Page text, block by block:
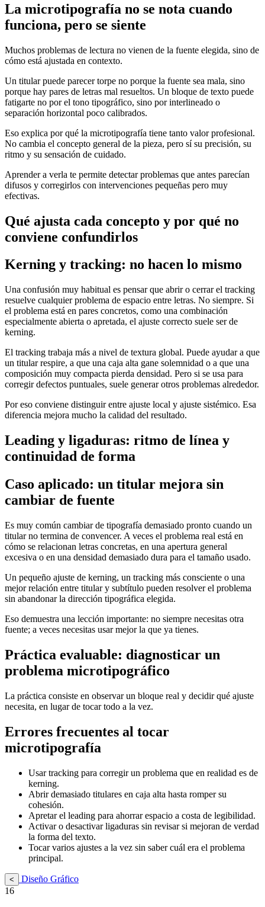
La microtipografía no se nota cuando
funciona, pero se siente
Muchos problemas de lectura no vienen de la fuente elegida, sino de
cómo está ajustada en contexto.
Un titular puede parecer torpe no porque la fuente sea mala, sino
porque hay pares de letras mal resueltos. Un bloque de texto puede
fatigarte no por el tono tipográfico, sino por interlineado o
separación horizontal poco calibrados.
Eso explica por qué la microtipografía tiene tanto valor profesional.
No cambia el concepto general de la pieza, pero sí su precisión, su
ritmo y su sensación de cuidado.
Aprender a verla te permite detectar problemas que antes parecían
difusos y corregirlos con intervenciones pequeñas pero muy
efectivas.
Qué ajusta cada concepto y por qué no
conviene confundirlos
Kerning y tracking: no hacen lo mismo
Una confusión muy habitual es pensar que abrir o cerrar el tracking
resuelve cualquier problema de espacio entre letras. No siempre. Si
el problema está en pares concretos, como una combinación
especialmente abierta o apretada, el ajuste correcto suele ser de
kerning.
El tracking trabaja más a nivel de textura global. Puede ayudar a que
un titular respire, a que una caja alta gane solemnidad o a que una
composición muy compacta pierda densidad. Pero si se usa para
corregir defectos puntuales, suele generar otros problemas alrededor.
Por eso conviene distinguir entre ajuste local y ajuste sistémico. Esa
diferencia mejora mucho la calidad del resultado.
Leading y ligaduras: ritmo de línea y
continuidad de forma
Caso aplicado: un titular mejora sin
cambiar de fuente
Es muy común cambiar de tipografía demasiado pronto cuando un
titular no termina de convencer. A veces el problema real está en
cómo se relacionan letras concretas, en una apertura general
excesiva o en una densidad demasiado dura para el tamaño usado.
Un pequeño ajuste de kerning, un tracking más consciente o una
mejor relación entre titular y subtítulo pueden resolver el problema
sin abandonar la dirección tipográfica elegida.
Eso demuestra una lección importante: no siempre necesitas otra
fuente; a veces necesitas usar mejor la que ya tienes.
Práctica evaluable: diagnosticar un
problema microtipográfico
La práctica consiste en observar un bloque real y decidir qué ajuste
necesita, en lugar de tocar todo a la vez.
Errores frecuentes al tocar
microtipografía
Usar tracking para corregir un problema que en realidad es de
kerning.
Abrir demasiado titulares en caja alta hasta romper su
cohesión.
Apretar el leading para ahorrar espacio a costa de legibilidad.
Activar o desactivar ligaduras sin revisar si mejoran de verdad
la forma del texto.
Tocar varios ajustes a la vez sin saber cuál era el problema
principal.
<
Diseño Gráfico
16